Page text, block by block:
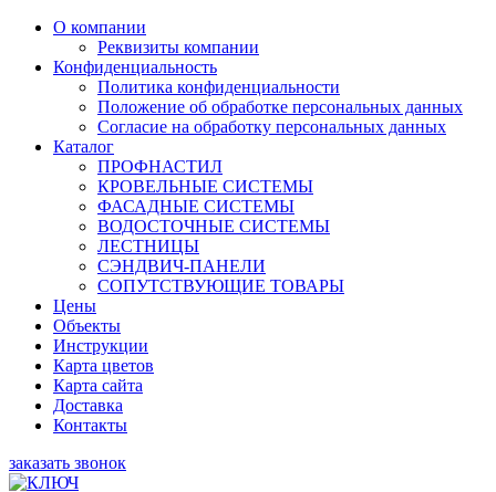
О компании
Реквизиты компании
Конфиденциальность
Политика конфиденциальности
Положение об обработке персональных данных
Согласие на обработку персональных данных
Каталог
ПРОФНАСТИЛ
КРОВЕЛЬНЫЕ СИСТЕМЫ
ФАСАДНЫЕ СИСТЕМЫ
ВОДОСТОЧНЫЕ СИСТЕМЫ
ЛЕСТНИЦЫ
СЭНДВИЧ-ПАНЕЛИ
СОПУТСТВУЮЩИЕ ТОВАРЫ
Цены
Объекты
Инструкции
Карта цветов
Карта сайта
Доставка
Контакты
заказать звонок